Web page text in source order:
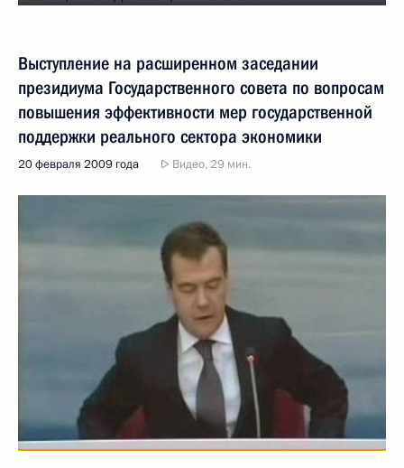
Выступление на расширенном заседании
президиума Государственного совета по вопросам
повышения эффективности мер государственной
поддержки реального сектора экономики
20 февраля 2009 года Видео, 29 мин.